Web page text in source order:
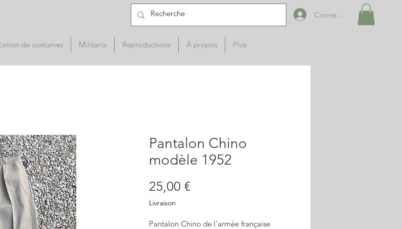
de costumes Militaria Reproductions À propos Plus
Connexion
Pantalon Chino
modèle 1952
25,00 €Prix
Livraison
Pantalon Chino de l'armée française